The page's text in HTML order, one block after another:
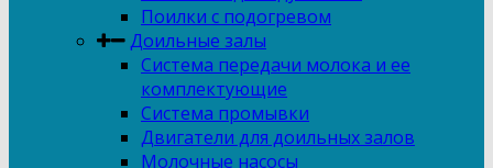
Поилки с подогревом
Доильные залы
Система передачи молока и ее
комплектующие
Система промывки
Двигатели для доильных залов
Молочные насосы